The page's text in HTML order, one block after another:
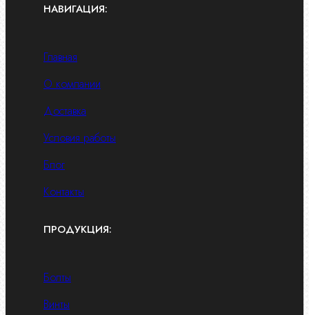
НАВИГАЦИЯ:
Главная
О компании
Доставка
Условия работы
Блог
Контакты
ПРОДУКЦИЯ:
Болты
Винты